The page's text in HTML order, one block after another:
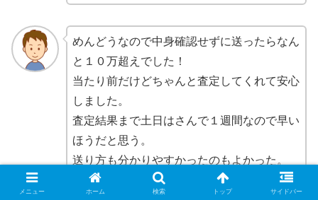
めんどうなので中身確認せずに送ったらなん
と１０万超えでした！
当たり前だけどちゃんと査定してくれて安心
しました。
査定結果まで土日はさんで１週間なので早い
ほうだと思う。
送り方も分かりやすかったのもよかった。
メニュー ホーム 検索 トップ サイドバー